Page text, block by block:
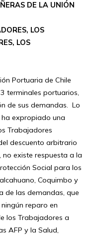
DE LA UNIÓN
LOS
LOS
Portuaria de Chile
terminales portuarios,
de sus demandas. Lo
ha expropiado una
Trabajadores
descuento arbitrario
existe respuesta a la
Social para los
Coquimbo y
de las demandas, que
reparo en
los Trabajadores a
AFP y la Salud,